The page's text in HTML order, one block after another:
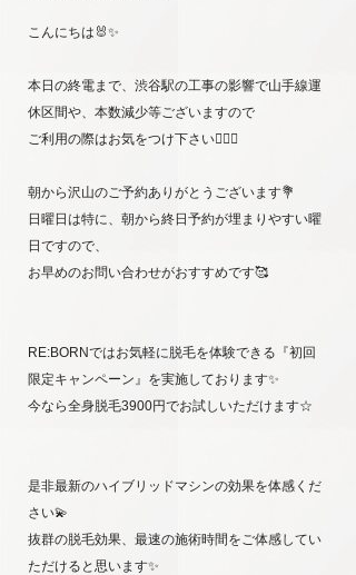
こんにちは🐰✨
本日の終電まで、渋谷駅の工事の影響で山手線運
休区間や、本数減少等ございますので
ご利用の際はお気をつけ下さい🙇🏻‍♀️
朝から沢山のご予約ありがとうございます💐
日曜日は特に、朝から終日予約が埋まりやすい曜
日ですので、
お早めのお問い合わせがおすすめです🥰
RE:BORNではお気軽に脱毛を体験できる『初回
限定キャンペーン』を実施しております✨
今なら全身脱毛3900円でお試しいただけます☆
是非最新のハイブリッドマシンの効果を体感くだ
さい💫
抜群の脱毛効果、最速の施術時間をご体感してい
ただけると思います✨